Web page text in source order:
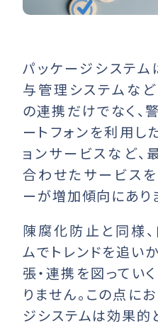
パッケージシステム
与管理システムな
の連携だけでなく、
ートフォンを利用し
ョンサービスなど、
合わせたサービス
ーが増加傾向にあり
陳腐化防止と同様
ムでトレンドを追い
張・連携を図ってい
りません。この点に
ジシステムは効果的